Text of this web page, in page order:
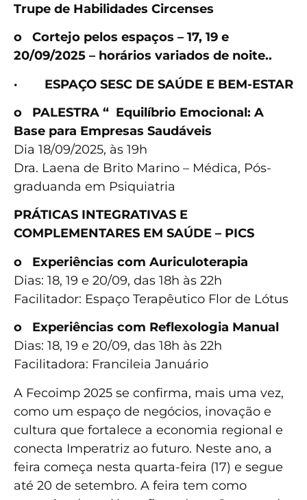
Trupe de Habilidades Circenses
o
Cortejo pelos espaços – 17, 19 e
20/09/2025 – horários variados de noite..
·
ESPAÇO SESC DE SAÚDE E BEM-ESTAR
o
PALESTRA “ Equilíbrio Emocional: A
Base para Empresas Saudáveis
Dia 18/09/2025, às 19h
Dra. Laena de Brito Marino – Médica, Pós-
graduanda em Psiquiatria
PRÁTICAS INTEGRATIVAS E
COMPLEMENTARES EM SAÚDE – PICS
o
Experiências com Auriculoterapia
Dias: 18, 19 e 20/09, das 18h às 22h
Facilitador: Espaço Terapêutico Flor de Lótus
o
Experiências com Reflexologia Manual
Dias: 18, 19 e 20/09, das 18h às 22h
Facilitadora: Francileia Januário
A Fecoimp 2025 se confirma, mais uma vez,
como um espaço de negócios, inovação e
cultura que fortalece a economia regional e
conecta Imperatriz ao futuro. Neste ano, a
feira começa nesta quarta-feira (17) e segue
até 20 de setembro. A feira tem como